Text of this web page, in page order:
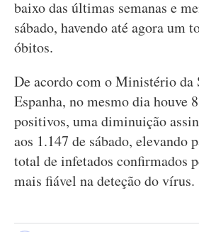
baixo das últimas semanas e
sábado, havendo até agora um
óbitos.
De acordo com o Ministério da
Espanha, no mesmo dia houve
positivos, uma diminuição
aos 1.147 de sábado, elevando
total de infetados confirmados
mais fiável na deteção do vírus.